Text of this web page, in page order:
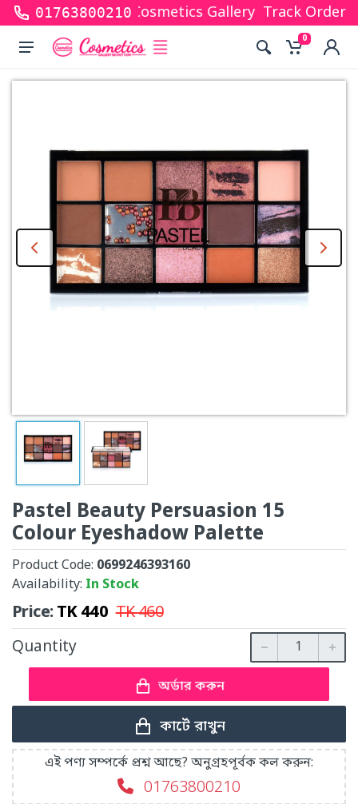
01763800210
shopping with Cosmetics Gallery Bd. Hope you
Track Order
0
Pastel Beauty Persuasion 15
Colour Eyeshadow Palette
Product Code: 0699246393160
Availability: In Stock
Price:TK440 TK460
Quantity
অর্ডার করুন
কার্টে রাখুন
এই পণ্য সম্পর্কে প্রশ্ন আছে? অনুগ্রহপূর্বক কল করুন:
01763800210